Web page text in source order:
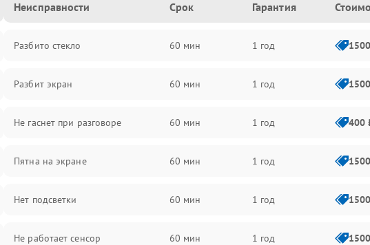
Неисправности Срок Гарантия
Разбито стекло 60 мин 1 год
Разбит экран 60 мин 1 год
Не гаснет при разговоре 60 мин 1 год 400
Пятна на экране 60 мин 1 год
Нет подсветки 60 мин 1 год
Не работает сенсор 60 мин 1 год